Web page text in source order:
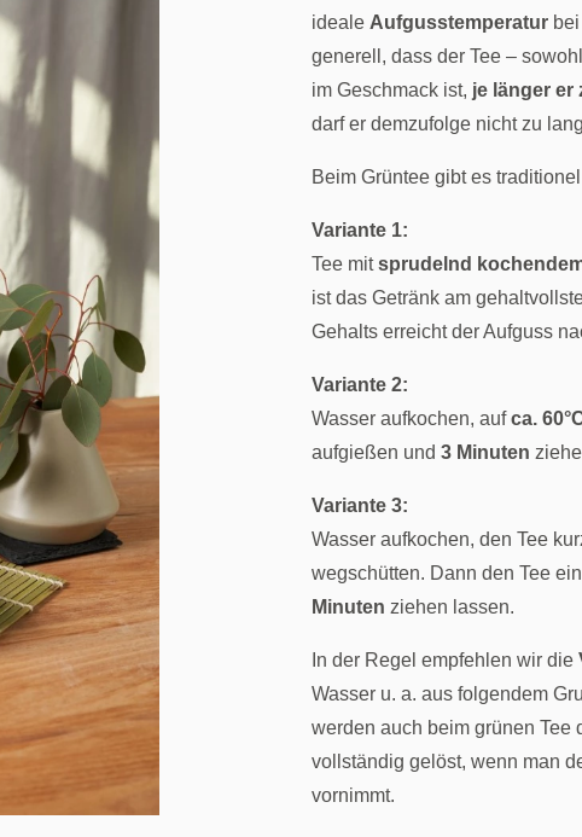
ideale Aufgusstemperaturbei
generell, dass der Tee –
im Geschmack ist, je länger er
darf er demzufolge nicht zu
Beim Grüntee gibt es
Variante 1:
Tee mitsprudelnd
ist das Getränk am
Gehalts erreicht der Aufguss
Variante 2:
Wasser aufkochen, aufca.
aufgießen und 3 Minuten
Variante 3:
Wasser aufkochen, den Tee
wegschütten. Dann den Tee
Minuten ziehen lassen.
In der Regel empfehlen wir die
Wasser u. a. aus folgendem
werden auch beim grünen Tee
vollständig gelöst, wenn man
vornimmt.